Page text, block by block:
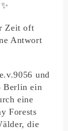
Zeit oft
Antwort
und
Berlin ein
eine
Forests
die